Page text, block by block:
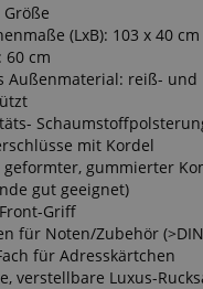
(LxB): 103 x 40 cm
60 cm
Außenmaterial: reiß- und
mit Kordel
geformter, gummierter
gut geeignet)
Griff
für Noten/Zubehör
für Adresskärtchen
verstellbare Luxus-